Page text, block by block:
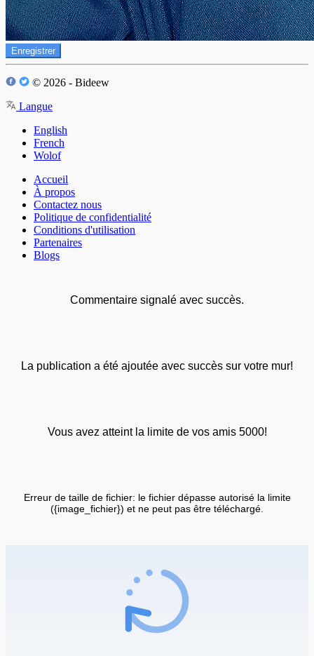
Enregistrer
© 2026 - Bideew
Langue
English
French
Wolof
Accueil
À propos
Contactez nous
Politique de confidentialité
Conditions d'utilisation
Partenaires
Blogs
Commentaire signalé avec succès.
La publication a été ajoutée avec succès sur votre mur!
Vous avez atteint la limite de vos amis 5000!
Erreur de taille de fichier: le fichier dépasse autorisé la limite
({image_fichier}) et ne peut pas être téléchargé.